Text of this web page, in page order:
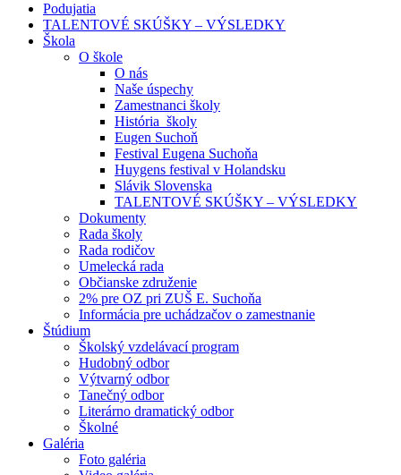
Podujatia
TALENTOVÉ SKÚŠKY – VÝSLEDKY
Škola
O škole
O nás
Naše úspechy
Zamestnanci školy
História školy
Eugen Suchoň
Festival Eugena Suchoňa
Huygens festival v Holandsku
Slávik Slovenska
TALENTOVÉ SKÚŠKY – VÝSLEDKY
Dokumenty
Rada školy
Rada rodičov
Umelecká rada
Občianske združenie
2% pre OZ pri ZUŠ E. Suchoňa
Informácia pre uchádzačov o zamestnanie
Štúdium
Školský vzdelávací program
Hudobný odbor
Výtvarný odbor
Tanečný odbor
Literárno dramatický odbor
Školné
Galéria
Foto galéria